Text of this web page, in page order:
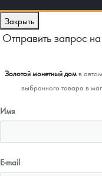
Закрыть
Отправить запрос
Золотой монетный домв
выбранного товара в
Имя
E-mail